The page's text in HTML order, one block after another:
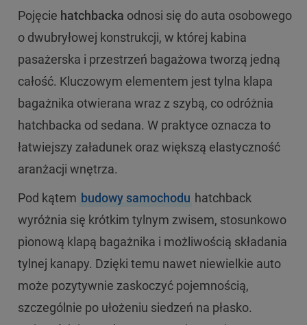
Pojęcie hatchbacka odnosi się do auta osobowego
o dwubryłowej konstrukcji, w której kabina
pasażerska i przestrzeń bagażowa tworzą jedną
całość. Kluczowym elementem jest tylna klapa
bagażnika otwierana wraz z szybą, co odróżnia
hatchbacka od sedana. W praktyce oznacza to
łatwiejszy załadunek oraz większą elastyczność
aranżacji wnętrza.
Pod kątem budowy samochodu hatchback
wyróżnia się krótkim tylnym zwisem, stosunkowo
pionową klapą bagażnika i możliwością składania
tylnej kanapy. Dzięki temu nawet niewielkie auto
może pozytywnie zaskoczyć pojemnością,
szczególnie po ułożeniu siedzeń na płasko.